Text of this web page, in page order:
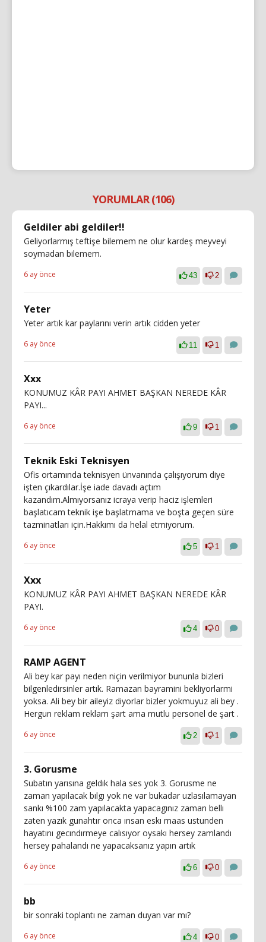
YORUMLAR (106)
Geldiler abi geldiler!!
Geliyorlarmış teftişe bilemem ne olur kardeş meyveyi
soymadan bilemem.
6 ay önce 43 2
Yeter
Yeter artık kar paylarını verin artık cidden yeter
6 ay önce 11 1
Xxx
KONUMUZ KÂR PAYI AHMET BAŞKAN NEREDE KÂR
PAYI...
6 ay önce 9 1
Teknik Eski Teknisyen
Ofis ortamında teknisyen ünvanında çalışıyorum diye
işten çıkardılar.İşe iade davadı açtım
kazandım.Almıyorsanız icraya verip haciz işlemleri
başlatıcam teknik işe başlatmama ve boşta geçen süre
tazminatları için.Hakkımı da helal etmiyorum.
6 ay önce 5 1
Xxx
KONUMUZ KÂR PAYI AHMET BAŞKAN NEREDE KÂR
PAYI.
6 ay önce 4 0
RAMP AGENT
Ali bey kar payı neden niçin verilmiyor bununla bizleri
bilgenledirsinler artık. Ramazan bayramini bekliyorlarmi
yoksa. Ali bey bir aileyiz diyorlar bizler yokmuyuz ali bey .
Hergun reklam reklam şart ama mutlu personel de şart .
6 ay önce 2 1
3. Gorusme
Subatın yarısına geldık hala ses yok 3. Gorusme ne
zaman yapılacak bılgı yok ne var bukadar uzlasılamayan
sankı %100 zam yapılacakta yapacagınız zaman bellı
zaten yazık gunahtır onca ınsan eskı maas ustunden
hayatını gecındırmeye calısıyor oysakı hersey zamlandı
hersey pahalandı ne yapacaksanız yapın artık
6 ay önce 6 0
bb
bir sonraki toplantı ne zaman duyan var mı?
6 ay önce 4 0